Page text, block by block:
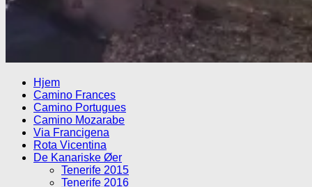
Hjem
Camino Frances
Camino Portugues
Camino Mozarabe
Via Francigena
Rota Vicentina
De Kanariske Øer
Tenerife 2015
Tenerife 2016